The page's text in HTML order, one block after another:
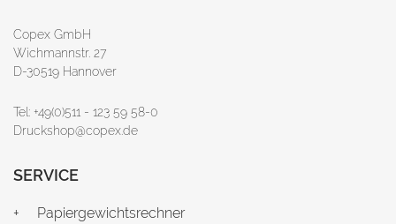
Copex GmbH
Wichmannstr. 27
D-30519 Hannover
Tel: +49(0)511 - 123 59 58-0
Druckshop@copex.de
SERVICE
Papiergewichtsrechner